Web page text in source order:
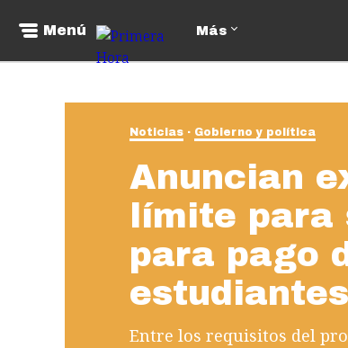
Menú Más
Noticias Gobierno y política
Anuncian
límite
para pago
Entre los requisitos del